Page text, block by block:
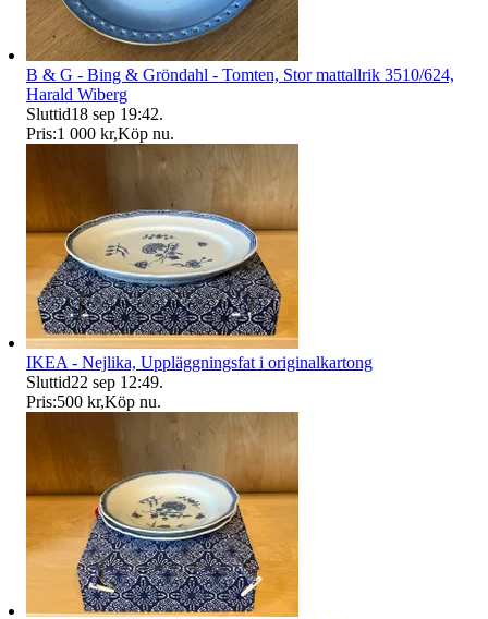
B & G - Bing & Gröndahl - Tomten, Stor mattallrik 3510/624,
Harald Wiberg
Sluttid18 sep 19:42.
Pris:1 000 kr,Köp nu.
IKEA - Nejlika, Uppläggningsfat i originalkartong
Sluttid22 sep 12:49.
Pris:500 kr,Köp nu.